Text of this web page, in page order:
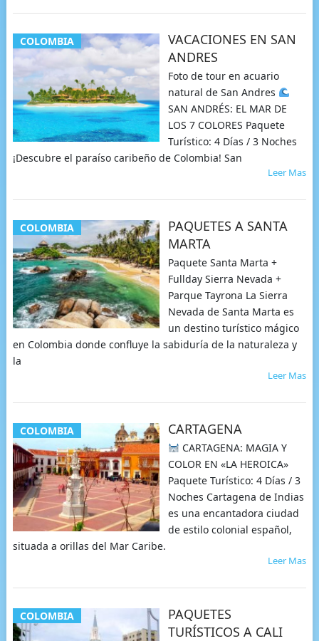
COLOMBIA
VACACIONES EN SAN
ANDRES
Foto de tour en acuario
natural de San Andres
SAN ANDRÉS: EL MAR DE
LOS 7 COLORES Paquete
Turístico: 4 Días / 3 Noches
¡Descubre el paraíso caribeño de Colombia! San
Leer Mas
COLOMBIA
PAQUETES A SANTA
MARTA
Paquete Santa Marta +
Fullday Sierra Nevada +
Parque Tayrona La Sierra
Nevada de Santa Marta es
un destino turístico mágico
en Colombia donde confluye la sabiduría de la naturaleza y
la
Leer Mas
COLOMBIA CARTAGENA
CARTAGENA: MAGIA Y
COLOR EN «LA HEROICA»
Paquete Turístico: 4 Días / 3
Noches Cartagena de Indias
es una encantadora ciudad
de estilo colonial español,
situada a orillas del Mar Caribe.
Leer Mas
COLOMBIA
PAQUETES
TURÍSTICOS A CALI